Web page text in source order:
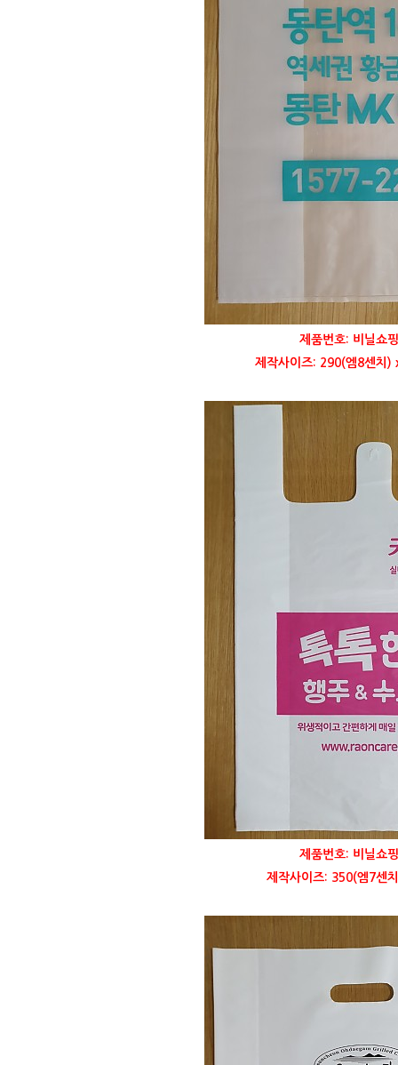
제품번호: 비닐쇼
제작사이즈: 290(엠8센치)
제품번호: 비닐쇼
제작사이즈: 350(엠7센